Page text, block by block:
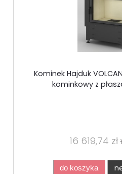
Kominek Hajduk
kominkowy z
16 619,74 zł
do koszyka